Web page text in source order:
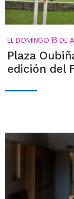
EL DOMINGO 16 DE
Plaza
edición del